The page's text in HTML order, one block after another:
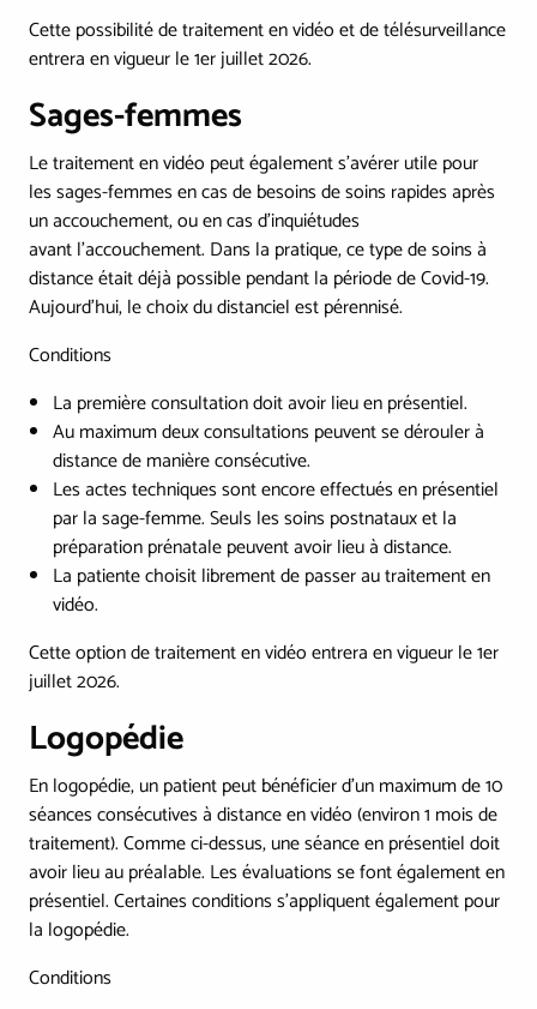
Cette possibilité de traitement en vidéo et de télésurveillance
entrera en vigueur le 1er juillet 2026.
Sages-femmes
Le traitement en vidéo peut également s’avérer utile pour
les sages-femmes en cas de besoins de soins rapides après
un accouchement, ou en cas d’inquiétudes
avant l’accouchement. Dans la pratique, ce type de soins à
distance était déjà possible pendant la période de Covid-19.
Aujourd’hui, le choix du distanciel est pérennisé.
Conditions
La première consultation doit avoir lieu en présentiel.
Au maximum deux consultations peuvent se dérouler à
distance de manière consécutive.
Les actes techniques sont encore effectués en présentiel
par la sage-femme. Seuls les soins postnataux et la
préparation prénatale peuvent avoir lieu à distance.
La patiente choisit librement de passer au traitement en
vidéo.
Cette option de traitement en vidéo entrera en vigueur le 1er
juillet 2026.
Logopédie
En logopédie, un patient peut bénéficier d’un maximum de 10
séances consécutives à distance en vidéo (environ 1 mois de
traitement). Comme ci-dessus, une séance en présentiel doit
avoir lieu au préalable. Les évaluations se font également en
présentiel. Certaines conditions s’appliquent également pour
la logopédie.
Conditions